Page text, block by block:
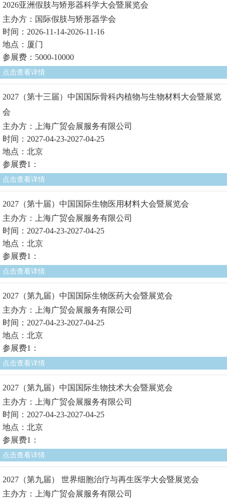
2026亚洲假肢与矫形器科学大会暨展览会
主办方：国际假肢与矫形器学会
时间：2026-11-14-2026-11-16
地点：厦门
参展费：5000-10000
点击查看详情
2027（第十三届）中国国际骨科内植物与生物材料大会暨展览
会
主办方：上海广贸会展服务有限公司
时间：2027-04-23-2027-04-25
地点：北京
参展费1：
点击查看详情
2027（第十届）中国国际生物医用材料大会暨展览会
主办方：上海广贸会展服务有限公司
时间：2027-04-23-2027-04-25
地点：北京
参展费1：
点击查看详情
2027（第九届）中国国际生物医药大会暨展览会
主办方：上海广贸会展服务有限公司
时间：2027-04-23-2027-04-25
地点：北京
参展费1：
点击查看详情
2027（第九届）中国国际生物技术大会暨展览会
主办方：上海广贸会展服务有限公司
时间：2027-04-23-2027-04-25
地点：北京
参展费1：
点击查看详情
2027（第九届） 世界细胞治疗与再生医学大会暨展览会
主办方：上海广贸会展服务有限公司